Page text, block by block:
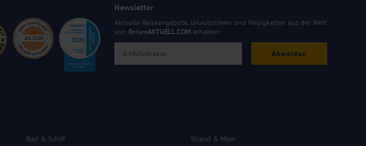
Newsletter
Aktuelle Reiseangebote, Urlaubsideen und Neuigkeiten aus der Welt
von ReisenAKTUELL.COM erhalten:
Anmelden
Rad & Schiff
Strand & Meer